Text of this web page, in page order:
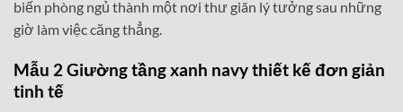
biến phòng ngủ thành một nơi thư giãn lý tưởng sau những
giờ làm việc căng thẳng.
Mẫu 2 Giường tầng xanh navy thiết kế đơn giản
tinh tế